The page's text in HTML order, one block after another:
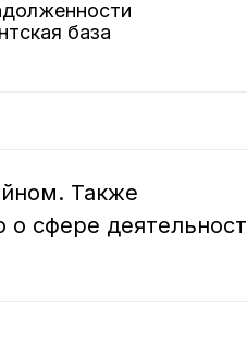
база
Также
о сфере